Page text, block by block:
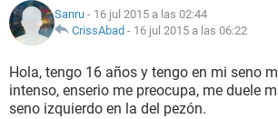
NUTRICIÓN
BIENESTAR
Sanru - 16 jul 2015 a las 02:44
CrissAbad - 16 jul 2015 a las 06:22
Hola, tengo 16 años y tengo en mi seno
intenso, enserio me preocupa, me duele
seno izquierdo en la del pezón.